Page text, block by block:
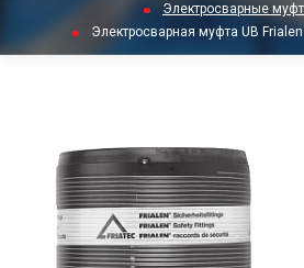
Электросварные
Электросварная муфта UB